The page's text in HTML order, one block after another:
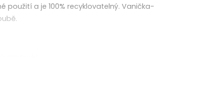
a je 100% recyklovatelný. Vanička-